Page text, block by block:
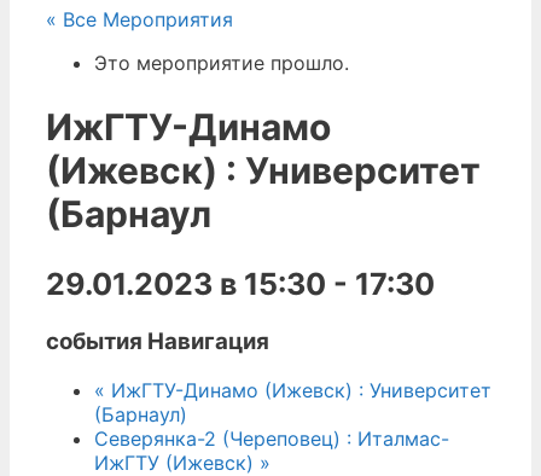
« Все Мероприятия
Это мероприятие прошло.
ИжГТУ-Динамо
(Ижевск) : Университет
(Барнаул
29.01.2023 в 15:30 - 17:30
события Навигация
« ИжГТУ-Динамо (Ижевск) : Университет
(Барнаул)
Северянка-2 (Череповец) : Италмас-
ИжГТУ (Ижевск) »